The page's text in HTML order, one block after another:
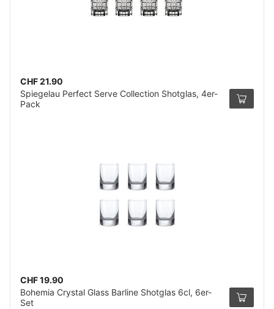
CHF 21.90
Spiegelau Perfect Serve Collection Shotglas, 4er-
Pack
CHF 19.90
Bohemia Crystal Glass Barline Shotglas 6cl, 6er-
Set